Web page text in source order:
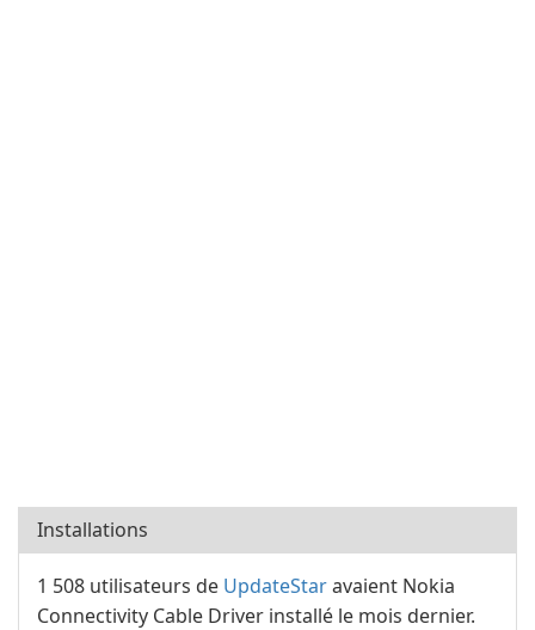
Installations
1 508 utilisateurs de UpdateStaravaient Nokia
Connectivity Cable Driver installé le mois dernier.